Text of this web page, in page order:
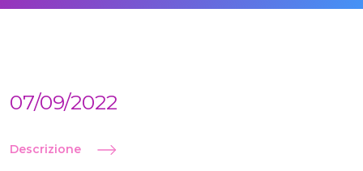
07/09/2022
Descrizione